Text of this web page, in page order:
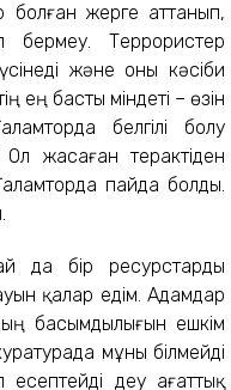
болған жерге аттанып,
бермеу. Террористер
және оны кәсіби
ең басты міндеті – өзін
белгілі болу
жасаған терактіден
пайда болды.
да бір ресурстарды
қалар едім. Адамдар
басымдылығын ешкім
мұны білмейді
деу ағаттық